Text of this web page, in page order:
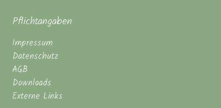
Pflichtangaben
Impressum
Datenschutz
AGB
Downloads
Externe Links